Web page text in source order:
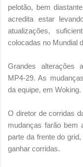
pelotão, bem
acredita estar
atualizações,
colocadas no Mundial
Grandes alterações
MP4-29. As
da equipe, em Woking.
O diretor de corridas
mudanças farão bem
parte da frente do
ganhar corridas.